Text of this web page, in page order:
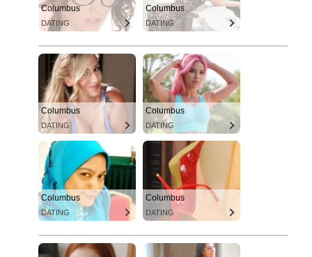
Columbus
DATING
Columbus
DATING
Columbus
DATING
Columbus
DATING
Columbus
DATING
Columbus
DATING